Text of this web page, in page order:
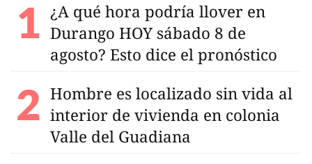
¿A qué hora podría llover en
Durango HOY sábado 8 de
agosto? Esto dice el pronóstico
Hombre es localizado sin vida al
interior de vivienda en colonia
Valle del Guadiana